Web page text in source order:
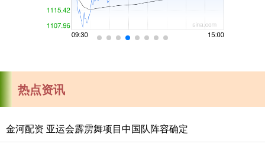
热点资讯
金河配资 亚运会霹雳舞项目中国队阵容确定